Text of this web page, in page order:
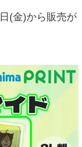
(金)から販売が